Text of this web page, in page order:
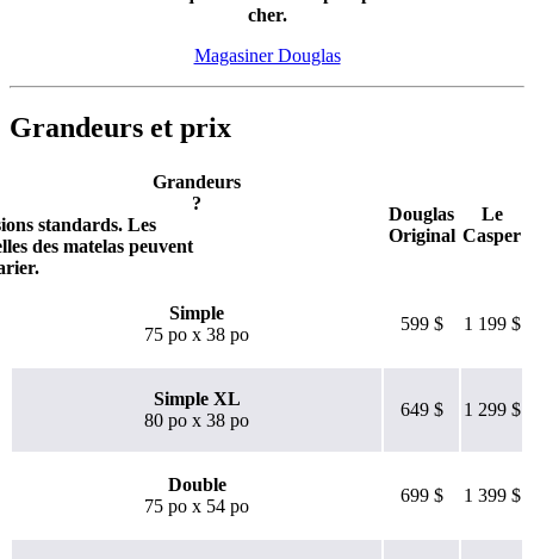
cher.
Magasiner Douglas
Grandeurs et prix
Grandeurs
?
standards. Les
des matelas peuvent
Douglas
Original
Le
Casper
Simple
75 po x 38 po
599 $ 1 199 $
Simple XL
80 po x 38 po
649 $ 1 299 $
Double
75 po x 54 po
699 $ 1 399 $